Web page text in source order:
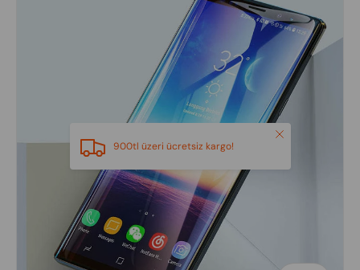
Skip to product information
900tl üzeri ücretsiz kargo!
Close